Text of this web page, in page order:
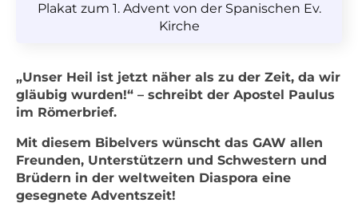
Plakat zum 1. Advent von der Spanischen Ev.
Kirche
„Unser Heil ist jetzt näher als zu der Zeit, da wir
gläubig wurden!“ – schreibt der Apostel Paulus
im Römerbrief.
Mit diesem Bibelvers wünscht das GAW allen
Freunden, Unterstützern und Schwestern und
Brüdern in der weltweiten Diaspora eine
gesegnete Adventszeit!